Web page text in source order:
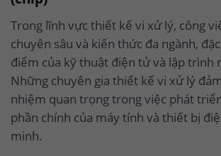
Trong lĩnh vực thiết kế vi xử lý, công
chuyên sâu và kiến thức đa ngành,
điểm của kỹ thuật điện tử và lập trình
Những chuyên gia thiết kế vi xử lý
nhiệm quan trọng trong việc phát
phần chính của máy tính và thiết bị
minh.